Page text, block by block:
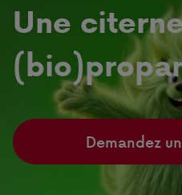
Une
Demandez